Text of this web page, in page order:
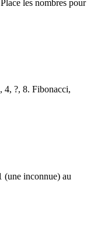
les nombres pour
4, ?, 8. Fibonacci,
(une inconnue) au